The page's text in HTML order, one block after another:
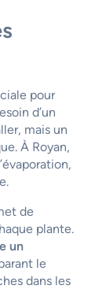
pour
d’un
mais un
À Royan,
de
plante.
un
le
dans les